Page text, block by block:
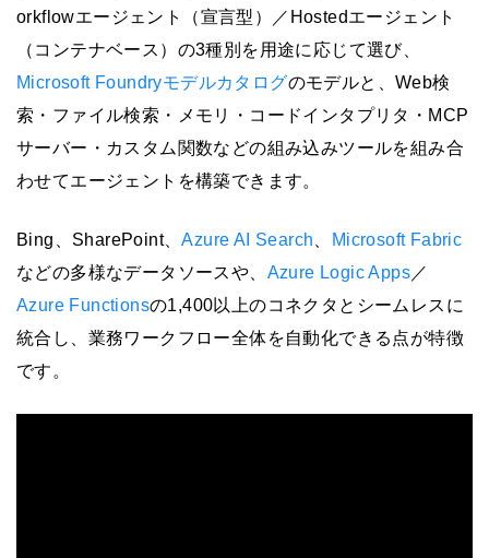
orkflowエージェント（宣言型）／Hostedエージェント
（コンテナベース）の3種別を用途に応じて選び、
Microsoft Foundryモデルカタログのモデルと、Web検
索・ファイル検索・メモリ・コードインタプリタ・MCP
サーバー・カスタム関数などの組み込みツールを組み合
わせてエージェントを構築できます。
Bing、SharePoint、Azure AI Search
Microsoft Fabric
などの多様なデータソースや、 Azure Logic Apps／
Azure Functionsの1,400以上のコネクタとシームレスに
統合し、業務ワークフロー全体を自動化できる点が特徴
です。